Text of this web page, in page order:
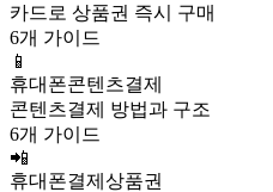
카드로 상품권 즉시 구매
6개 가이드
📱
휴대폰콘텐츠결제
콘텐츠결제 방법과 구조
6개 가이드
📲
휴대폰결제상품권